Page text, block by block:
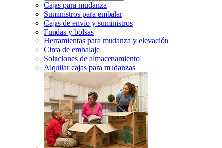
Cajas para mudanza
Suministros para embalar
Cajas de envío y suministros
Fundas y bolsas
Herramientas para mudanza y elevación
Cinta de embalaje
Soluciones de almacenamiento
Alquilar cajas para mudanzas